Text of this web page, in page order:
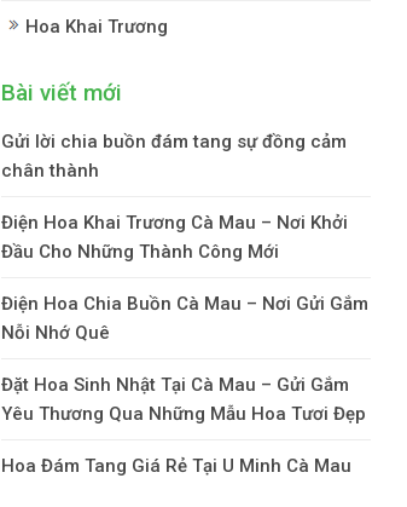
Hoa Khai Trương
Bài viết mới
Gửi lời chia buồn đám tang sự đồng cảm
chân thành
Điện Hoa Khai Trương Cà Mau – Nơi Khởi
Đầu Cho Những Thành Công Mới
Điện Hoa Chia Buồn Cà Mau – Nơi Gửi Gắm
Nỗi Nhớ Quê
Đặt Hoa Sinh Nhật Tại Cà Mau – Gửi Gắm
Yêu Thương Qua Những Mẫu Hoa Tươi Đẹp
Hoa Đám Tang Giá Rẻ Tại U Minh Cà Mau